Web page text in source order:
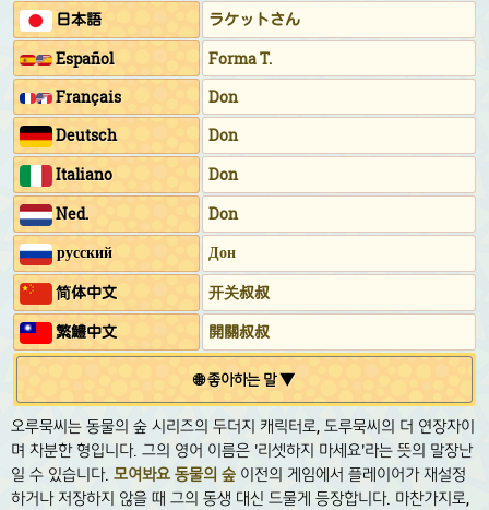
日本語
ラケットさん
Español
Forma T.
Français
Don
Deutsch
Don
Italiano
Don
Ned.
Don
русский Дон
简体中文
开关叔叔
繁鱧中文
開關叔叔
🌐 좋아하는 말 ▼
오루묵씨는 동물의 숲 시리즈의 두더지 캐릭터로, 도루묵씨의 더 연장자이
며 차분한 형입니다. 그의 영어 이름은 '리셋하지 마세요'라는 뜻의 말장난
일 수 있습니다. 모여봐요 동물의 숲 이전의 게임에서 플레이어가 재설정
하거나 저장하지 않을 때 그의 동생 대신 드물게 등장합니다. 마찬가지로,